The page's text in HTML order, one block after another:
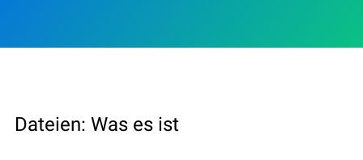
Dateien: Was es ist